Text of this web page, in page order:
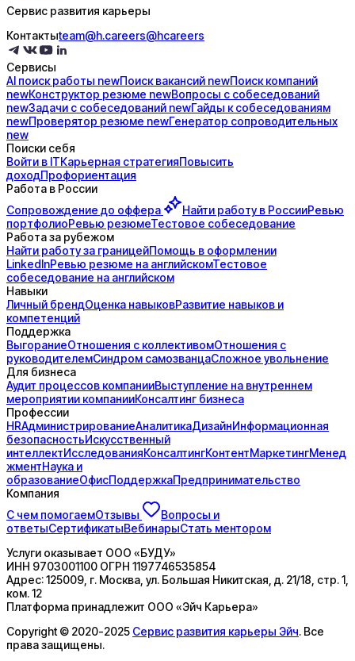
Сервис развития карьеры
Контактыteam@h.careers@hcareers
Сервисы
AI поискработы newПоисквакансий newПоисккомпаний
newКонструктор резюме newВопросы с собеседований
newЗадачи с собеседований newГайды ксобеседованиям
newПроверятор резюме newГенератор сопроводительных
new
Поиски себя
Войти в ITКарьерная стратегияПовысить
доходПрофориентация
Работа в России
Сопровождение до оффера Найти работу в РоссииРевью
портфолиоРевью резюмеТестовое собеседование
Работа за рубежом
Найти работу за границейПомощь в оформлении
LinkedInРевью резюме на английскомТестовое
собеседование на английском
Навыки
Личный брендОценка навыковРазвитие навыков и
компетенций
Поддержка
ВыгораниеОтношения с коллективомОтношения с
руководителемСиндром самозванцаСложное увольнение
Для бизнеса
Аудит процессов компанииВыступление на внутреннем
мероприятии компанииКонсалтинг бизнеса
Профессии
HRАдминистрированиеАналитикаДизайнИнформационная
безопасностьИскусственный
интеллектИсследованияКонсалтингКонтентМаркетингМенед
жментНаука и
образованиеОфисПоддержкаПредпринимательство
Компания
С чем помогаемОтзывы
Вопросы и
ответыСертификатыВебинарыСтать ментором
Услуги оказывает ООО «БУДУ»
ИНН 9703001100 ОГРН 1197746535854
Адрес:125009, г. Москва, ул. Большая Никитская, д. 21/18, стр. 1,
ком. 12
Платформа принадлежит ООО «Эйч Карьера»
Copyright © 2020-2025 Сервис развития карьеры Эйч. Все
права защищены.